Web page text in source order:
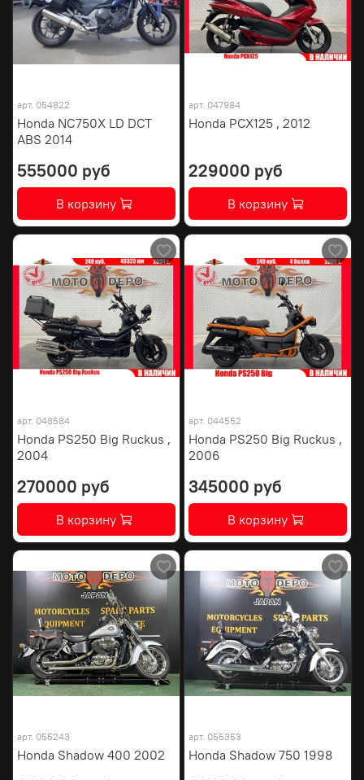
арт. 054822
Honda NC750X LD DCT
ABS 2014
555000 руб
В корзину
арт. 047984
Honda PCX125 , 2012
229000 руб
В корзину
арт. 048584
Honda PS250 Big Ruckus ,
2004
270000 руб
В корзину
арт. 044552
Honda PS250 Big Ruckus ,
2006
345000 руб
В корзину
арт. 055243
Honda Shadow 400 2002
арт. 055353
Honda Shadow 750 1998